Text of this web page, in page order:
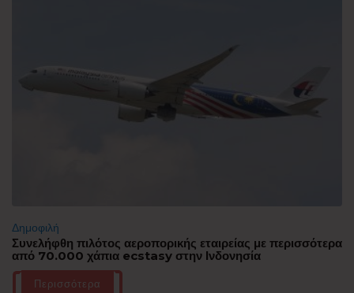
Δημοφιλή
Συνελήφθη πιλότος αεροπορικής εταιρείας με περισσότερα
από 70.000 χάπια ecstasy στην Ινδονησία
Περισσότερα